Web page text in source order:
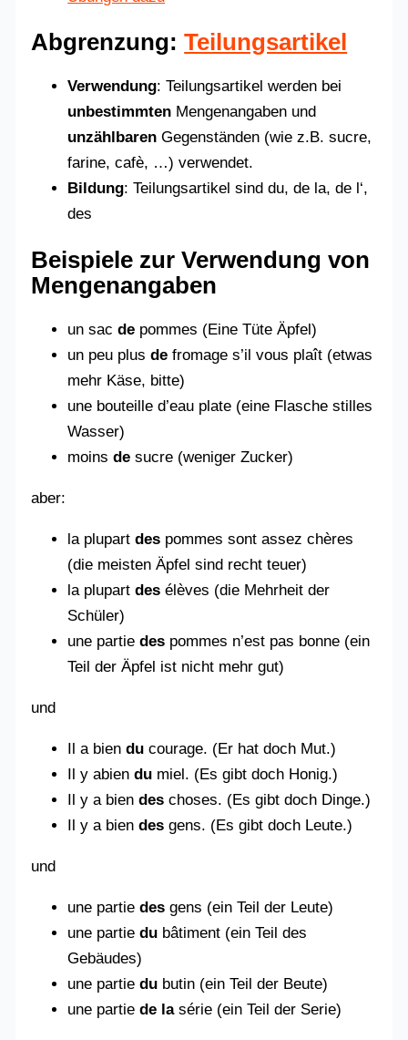
Abgrenzung:Teilungsartikel
Verwendung: Teilungsartikel werden bei
unbestimmten Mengenangaben und
unzählbaren Gegenständen (wie z.B. sucre,
farine, cafè, …) verwendet.
Bildung: Teilungsartikel sind du, de la, de l‘,
des
Beispiele zur Verwendung von
Mengenangaben
un sacde pommes (Eine Tüte Äpfel)
un peu plusde fromage s’il vous plaît (etwas
mehr Käse, bitte)
une bouteille d’eau plate (eine Flasche stilles
Wasser)
moinsde sucre (weniger Zucker)
aber:
la plupartdes pommes sont assez chères
(die meisten Äpfel sind recht teuer)
la plupartdes élèves (die Mehrheit der
Schüler)
une partiedes pommes n’est pas bonne (ein
Teil der Äpfel ist nicht mehr gut)
und
Il a biendu courage. (Er hat doch Mut.)
Il y abiendu miel. (Es gibt doch Honig.)
Il y a biendes choses. (Es gibt doch Dinge.)
Il y a biendes gens. (Es gibt doch Leute.)
und
une partiedes gens (ein Teil der Leute)
une partiedu bâtiment (ein Teil des
Gebäudes)
une partiedu butin (ein Teil der Beute)
une partiede lasérie (ein Teil der Serie)